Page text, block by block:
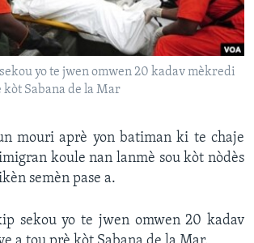
yo te jwen omwen 20 kadav mèkredi
Sabana de la Mar
mouri aprè yon batiman ki te chaje
koule nan lanmè sou kòt nòdès
semèn pase a.
sekou yo te jwen omwen 20 kadav